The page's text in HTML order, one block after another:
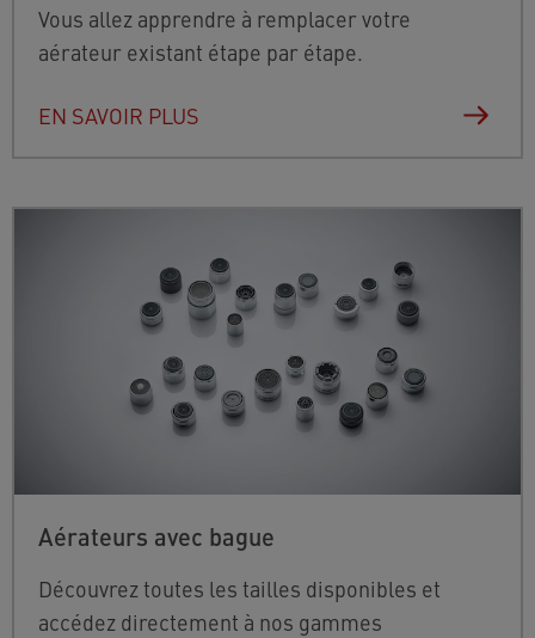
Vous allez apprendre à remplacer votre
aérateur existant étape par étape.
EN SAVOIR PLUS
Aérateurs avec bague
Découvrez toutes les tailles disponibles et
accédez directement à nos gammes